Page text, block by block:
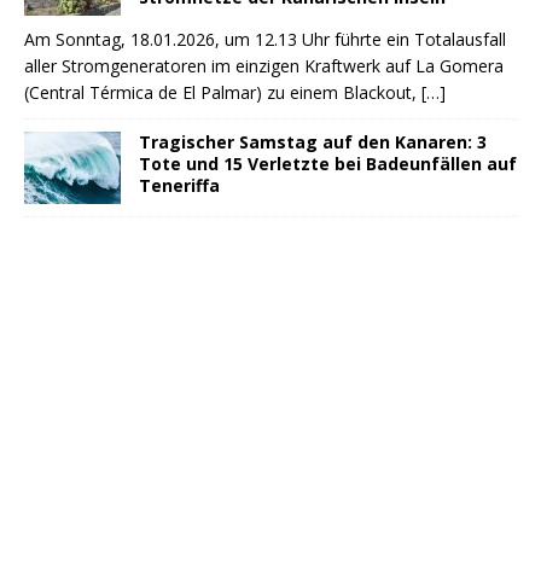
Am Sonntag, 18.01.2026, um 12.13 Uhr führte ein Totalausfall
aller Stromgeneratoren im einzigen Kraftwerk auf La Gomera
(Central Térmica de El Palmar) zu einem Blackout, […]
Tragischer Samstag auf den Kanaren: 3
Tote und 15 Verletzte bei Badeunfällen auf
Teneriffa